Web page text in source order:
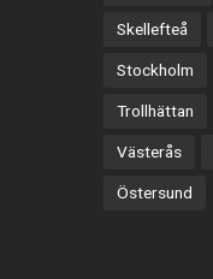
Skellefteå
Stockholm
Trollhättan
Västerås
Östersund